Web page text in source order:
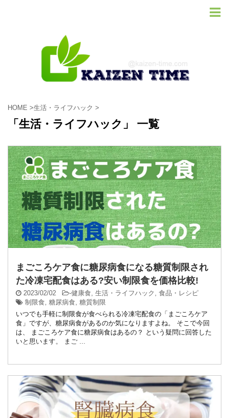
HOME >生活・ライフハック >
「生活・ライフハック」 一覧
まごころケア食に糖尿病食になる糖質制限され
た冷凍宅配食はある?安い制限食を価格比較!
2023/02/02 -健康食 生活・ライフハック
食品・レシピ
制限食 糖尿病食 糖質制限
いつでも手軽に制限食が食べられる冷凍宅配食の「まごころケア
食」ですが、糖尿病食があるのか気になりますよね。 そこで今回
は、 まごころケア食に糖尿病食はあるの？ という疑問に回答した
いと思います。 まご ...